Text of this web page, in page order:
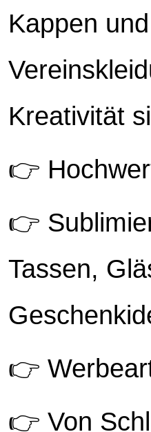
Kappen
Kreativität
👉
👉
Tassen,
👉
👉 Von